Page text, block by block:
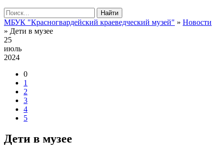
Найти
МБУК "Красногвардейский краеведческий музей" » Новости
» Дети в музее
25
июль
2024
0
1
2
3
4
5
Дети в музее